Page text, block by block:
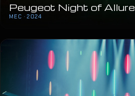
Peugeot Night of Allure
MEC · 2024